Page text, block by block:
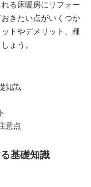
る床暖房にリフォー
きたい点がいくつか
トやデメリット、種
ょう。
知識
意点
基礎知識